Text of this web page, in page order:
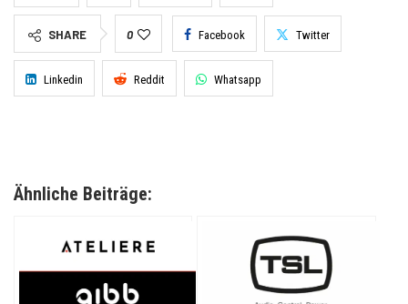
SHARE 0 Facebook Twitter
Linkedin Reddit Whatsapp
Ähnliche Beiträge: